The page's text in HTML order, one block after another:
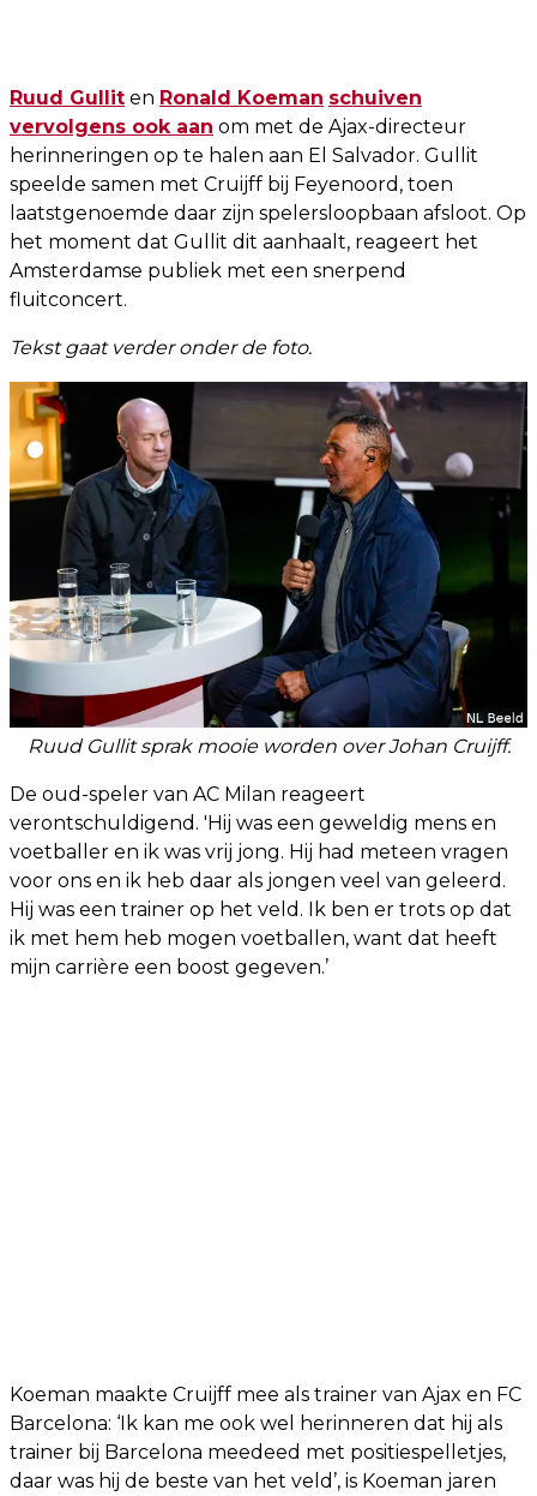
Ruud Gullit en Ronald Koeman schuiven
vervolgens ook aan om met de Ajax-directeur
herinneringen op te halen aan El Salvador. Gullit
speelde samen met Cruijff bij Feyenoord, toen
laatstgenoemde daar zijn spelersloopbaan afsloot. Op
het moment dat Gullit dit aanhaalt, reageert het
Amsterdamse publiek met een snerpend
fluitconcert.
Tekst gaat verder onder de foto.
Ruud Gullit sprak mooie worden over Johan Cruijff.
De oud-speler van AC Milan reageert
verontschuldigend. 'Hij was een geweldig mens en
voetballer en ik was vrij jong. Hij had meteen vragen
voor ons en ik heb daar als jongen veel van geleerd.
Hij was een trainer op het veld. Ik ben er trots op dat
ik met hem heb mogen voetballen, want dat heeft
mijn carrière een boost gegeven.’
Koeman maakte Cruijff mee als trainer van Ajax en FC
Barcelona: ‘Ik kan me ook wel herinneren dat hij als
trainer bij Barcelona meedeed met positiespelletjes,
daar was hij de beste van het veld’, is Koeman jaren